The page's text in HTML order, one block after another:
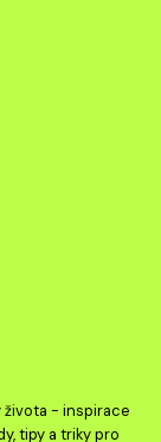
- inspirace
tipy a triky pro